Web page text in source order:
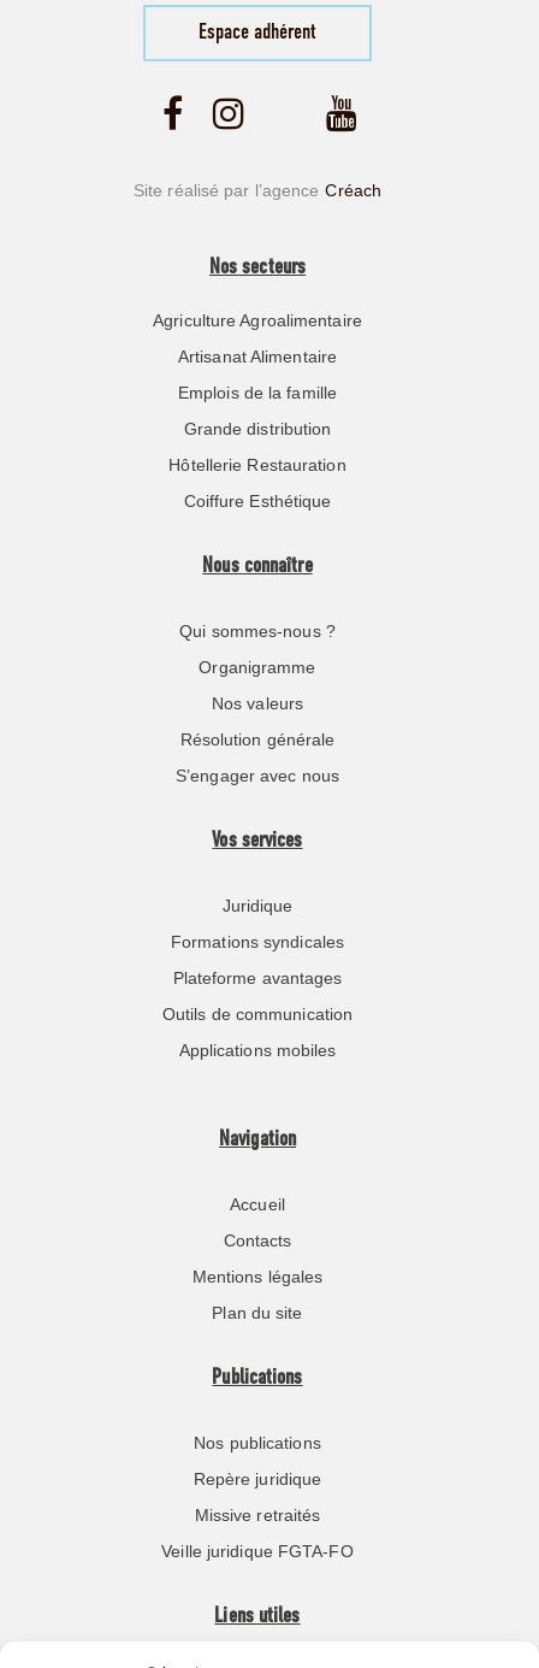
Espace adhérent
Site réalisé par l’agence Créach
Nos secteurs
Agriculture Agroalimentaire
Artisanat Alimentaire
Emplois de la famille
Grande distribution
Hôtellerie Restauration
Coiffure Esthétique
Nous connaître
Qui sommes-nous ?
Organigramme
Nos valeurs
Résolution générale
S’engager avec nous
Vos services
Juridique
Formations syndicales
Plateforme avantages
Outils de communication
Applications mobiles
Navigation
Accueil
Contacts
Mentions légales
Plan du site
Publications
Nos publications
Repère juridique
Missive retraités
Veille juridique FGTA-FO
Liens utiles